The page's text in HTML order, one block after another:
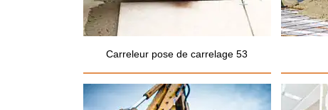
Carreleur pose de carrelage 53